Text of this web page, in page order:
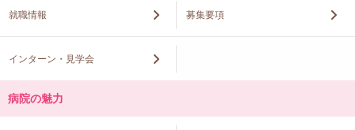
就職情報 募集要項
インターン・見学会
病院の魅力